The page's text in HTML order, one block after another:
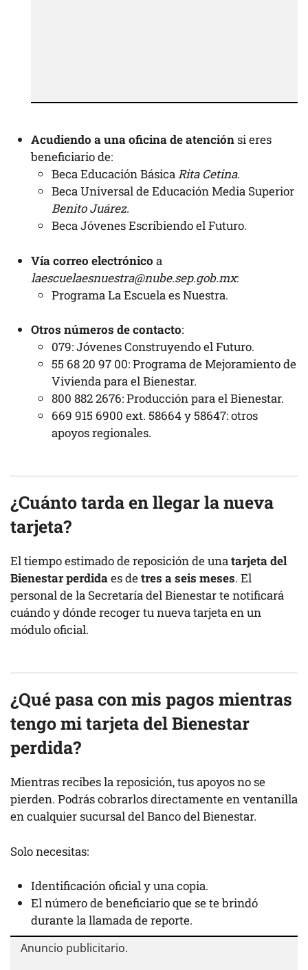
Acudiendo a una oficina de atenciónsi eres
beneficiario de:
Beca Educación BásicaRita Cetina.
Beca Universal de Educación Media Superior
Benito Juárez.
Beca Jóvenes Escribiendo el Futuro.
Vía correo electrónico a
laescuelaesnuestra@nube.sep.gob.mx:
Programa La Escuela es Nuestra.
Otros números de contacto:
079: Jóvenes Construyendo el Futuro.
55 68 20 97 00: Programa de Mejoramiento de
Vivienda para el Bienestar.
800 882 2676: Producción para el Bienestar.
669 915 6900 ext. 58664 y 58647: otros
apoyos regionales.
¿Cuánto tarda en llegar la nueva
tarjeta?
El tiempo estimado de reposición de unatarjeta del
Bienestar perdidaes detres a seis meses. El
personal de la Secretaría del Bienestar te notificará
cuándo y dónde recoger tu nueva tarjeta en un
módulo oficial.
¿Qué pasa con mis pagos mientras
tengo mi tarjeta del Bienestar
perdida?
Mientras recibes la reposición, tus apoyos no se
pierden. Podrás cobrarlos directamente en ventanilla
en cualquier sucursal del Banco del Bienestar.
Solo necesitas:
Identificación oficial y una copia.
El número de beneficiario que se te brindó
durante la llamada de reporte.